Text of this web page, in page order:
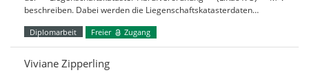
beschreiben. Dabei werden die Liegenschaftskatasterdaten…
Diplomarbeit Freier Zugang
Viviane Zipperling